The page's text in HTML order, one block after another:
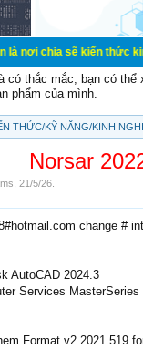
kiến thức kinh
có thắc mắc, bạn có thể
phẩm của mình.
THỨC/KỸ NĂNG/KINH
Norsar
21/5/26
change #
AutoCAD 2024.3
Services MasterSeries
Format v2.2021.519